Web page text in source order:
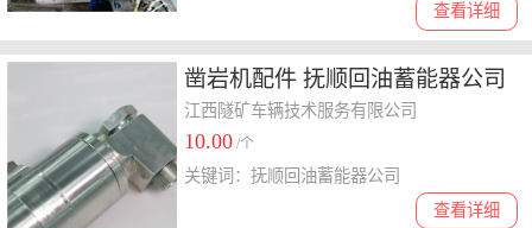
查看详细
凿岩机配件 抚顺回油蓄能器公司
隧道岩石破碎
江西隧矿车辆技术服务有限公司
10.00 /个
查看详细
关键词：抚顺回油蓄能器公司